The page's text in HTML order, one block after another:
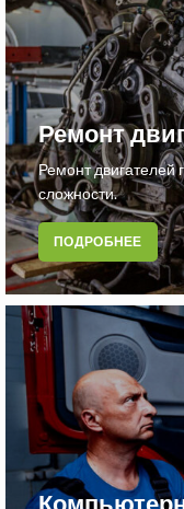
Ремонт
Ремонт двигателей
сложности.
ПОДРОБНЕЕ